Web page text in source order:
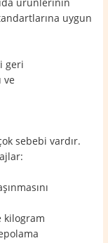
uygun
geri
ve
sebebi vardır.
kilogram